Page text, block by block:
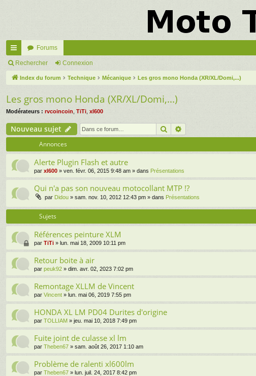
cc
ès
pi
de
Forums
Rechercher Connexion
Index du forum Technique Mécanique Les gros mono Honda (XR/XL/Domi,...)
Les gros mono Honda (XR/XL/Domi,...)
Modérateurs : rvcoincoin TiTi xl600
Nouveau sujet Rechercher
Annonces
Alerte Plugin Flash et autre
par xl600 » ven. févr. 06, 2015 9:48 am » dans Présentations
Qui n'a pas son nouveau motocollant MTP !?
par Didou » sam. nov. 10, 2012 12:43 pm » dans Présentations
Sujets
Références peinture XLM
par TiTi » lun. mai 18, 2009 10:11 pm
Retour boite à air
par peuk92 » dim. avr. 02, 2023 7:02 pm
Remontage XLLM de Vincent
par Vincent » lun. mai 06, 2019 7:55 pm
HONDA XL LM PD04 Durites d'origine
par TOLLIAM » jeu. mai 10, 2018 7:49 pm
Fuite joint de culasse xl lm
par Theben67 » sam. août 26, 2017 1:10 am
Problème de ralenti xl600lm
par Theben67 » lun. juil. 24, 2017 8:42 pm